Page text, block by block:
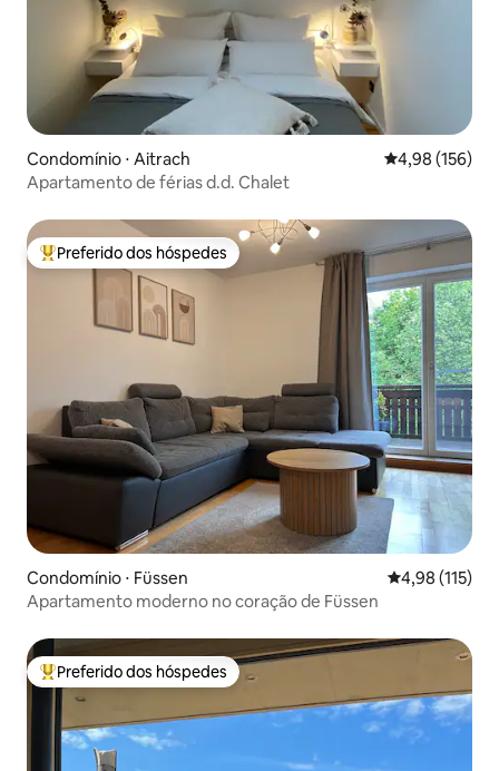
Condomínio ⋅ Aitrach 4,98 de uma
4,98 (156)
Apartamento de férias d.d. Chalet
Entre os melhores preferidos dos hóspedes
Preferido dos hóspedes
Condomínio ⋅ Füssen 4,98 de uma
4,98 (115)
Apartamento moderno no coração de Füssen
Entre os melhores preferidos dos hóspedes
Preferido dos hóspedes